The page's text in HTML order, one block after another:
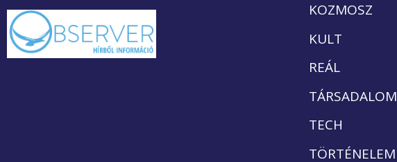
KOZMOSZ
KULT
REÁL
TÁRSADALOM
TECH
TÖRTÉNELEM